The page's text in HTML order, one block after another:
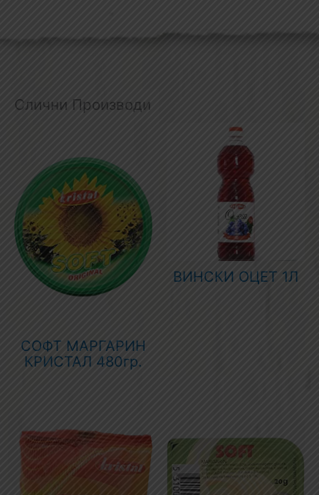
Слични Производи
СОФТ МАРГАРИН
КРИСТАЛ 480гр.
ВИНСКИ ОЦЕТ 1Л